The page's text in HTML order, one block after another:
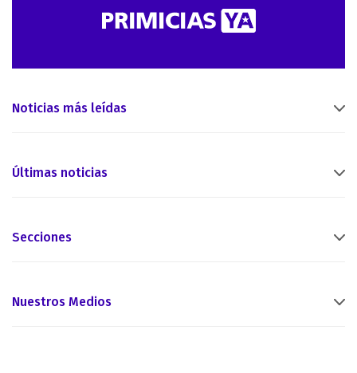
Noticias más leídas
Últimas noticias
Secciones
Nuestros Medios